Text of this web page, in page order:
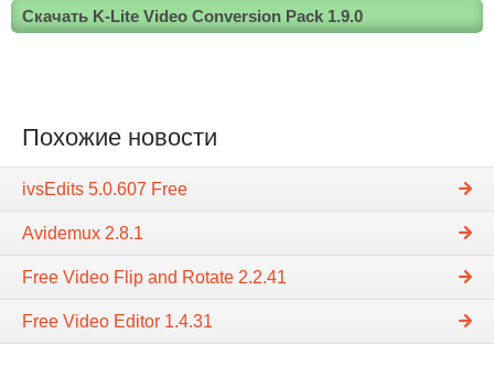
Скачать K-Lite Video Conversion Pack 1.9.0
Похожие новости
ivsEdits 5.0.607 Free
Avidemux 2.8.1
Free Video Flip and Rotate 2.2.41
Free Video Editor 1.4.31